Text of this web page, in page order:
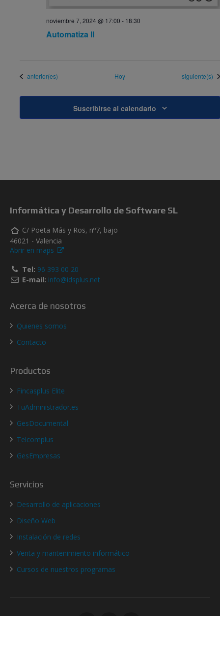
noviembre 7, 2024 @ 17:00 - 18:30
Automatiza II
Eventos
anterior(es) Hoy Eventos
siguiente(s)
Suscribirse al calendario
Informática y Desarrollo de Software SL
C/ Poeta Más y Ros, nº7, bajo
46021 - Valencia
Abrir en maps
Tel: 96 393 00 20
E-mail: info@idsplus.net
Acerca de nosotros
Quienes somos
Contacto
Productos
Fincasplus Elite
TuAdministrador.es
GesDocumental
Telcomplus
GesEmpresas
Servicios
Desarrollo de aplicaciones
Diseño Web
Instalación de redes
Venta y mantenimiento informático
Cursos de nuestros programas